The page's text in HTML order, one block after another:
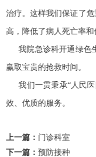
治疗。这样我们保证了
高，降低了病人死亡率和
我院急诊科开通绿色
赢取宝贵的抢救时间。
我们一贯秉承“人民医
效、优质的服务。
上一篇： 门诊科室
下一篇： 预防接种